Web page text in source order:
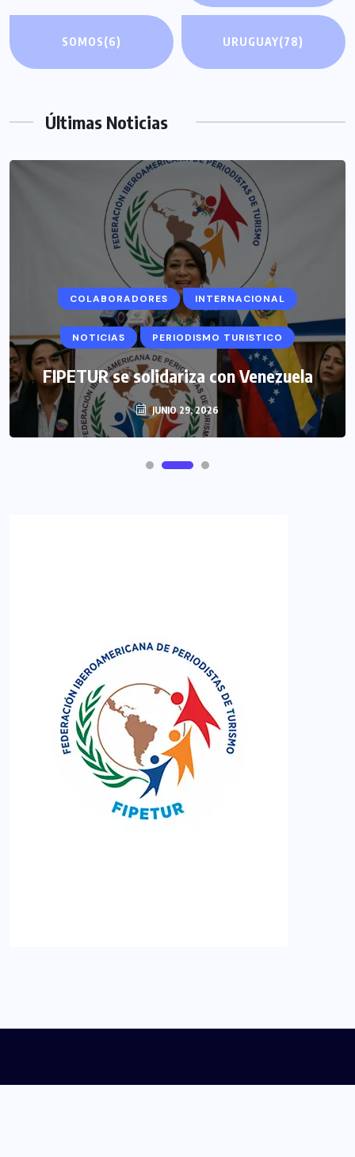
SOMOS(6) URUGUAY(78)
Últimas Noticias
COLABORADORES INTERNACIONAL
NOTICIAS PERIODISMO TURISTICO
FIPETUR se solidariza con Venezuela
JUNIO 29, 2026